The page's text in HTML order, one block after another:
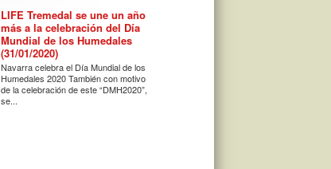
LIFE Tremedal se une un año
más a la celebración del Día
Mundial de los Humedales
(31/01/2020)
Navarra celebra el Día Mundial de los
Humedales 2020 También con motivo
de la celebración de este “DMH2020”,
se...